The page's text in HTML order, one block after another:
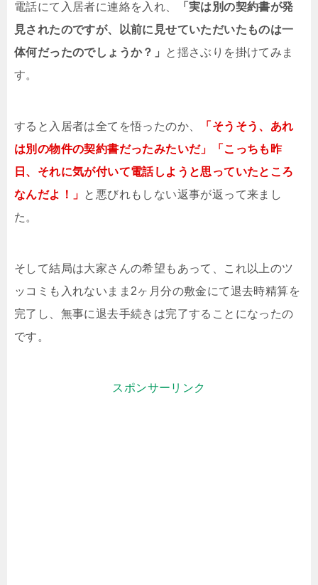
電話にて入居者に連絡を入れ、
「実は別の契約書が発
見されたのですが、以前に見せていただいたものは一
体何だったのでしょうか？」
と揺さぶりを掛けてみま
す。
すると入居者は全てを悟ったのか、
「そうそう、あれ
は別の物件の契約書だったみたいだ」「こっちも昨
日、それに気が付いて電話しようと思っていたところ
なんだよ！」 と悪びれもしない返事が返って来まし
た。
そして結局は大家さんの希望もあって、これ以上のツ
ッコミも入れないまま2ヶ月分の敷金にて退去時精算を
完了し、無事に退去手続きは完了することになったの
です。
スポンサーリンク